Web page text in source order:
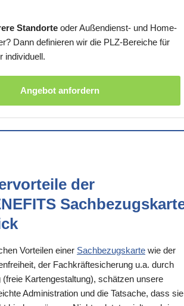
Standorte oder Außendienst- und Home-
Dann definieren wir die PLZ-Bereiche für
individuell.
Angebot anfordern
der
Vorteilen einer Sachbezugskarte wie der
der Fachkräftesicherung u.a. durch
Kartengestaltung), schätzen unsere
Administration und die Tatsache, dass sie